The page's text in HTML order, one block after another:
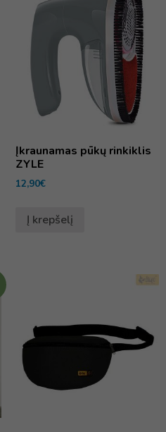
Įkraunamas pūkų rinkiklis
ZYLE
12,90€
Į krepšelį